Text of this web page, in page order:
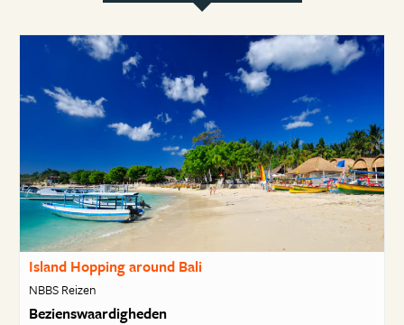
Island Hopping around Bali
NBBS Reizen
Bezienswaardigheden